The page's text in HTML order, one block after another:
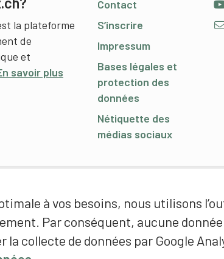
à vos besoins, nous utilisons
Par conséquent, aucune
la collecte de données par Google
la plateforme
de
et
savoir plus
Contact
S’inscrire
Impressum
Bases légales et
protection des
données
Nétiquette des
médias sociaux